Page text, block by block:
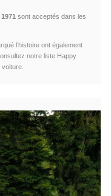
sont acceptés dans les
l’histoire ont également
notre liste Happy